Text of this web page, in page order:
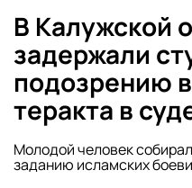
В Калужской
задержали
подозрению
теракта в
Молодой человек
заданию исламских